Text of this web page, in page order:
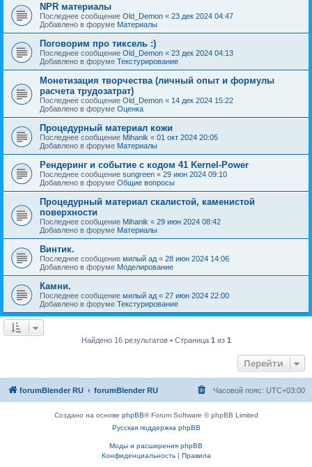
NPR материалы
Последнее сообщение Old_Demon « 23 дек 2024 04:47
Добавлено в форуме Материалы
Поговорим про тиксель :)
Последнее сообщение Old_Demon « 23 дек 2024 04:13
Добавлено в форуме Текстурирование
Монетизация творчества (личный опыт и формулы
расчета трудозатрат)
Последнее сообщение Old_Demon « 14 дек 2024 15:22
Добавлено в форуме Оценка
Процедурный материал кожи
Последнее сообщение Mihanik « 01 окт 2024 20:05
Добавлено в форуме Материалы
Рендеринг и событие с кодом 41 Kernel-Power
Последнее сообщение sungreen « 29 июн 2024 09:10
Добавлено в форуме Общие вопросы
Процедурный материал скалистой, каменистой
поверхности
Последнее сообщение Mihanik « 29 июн 2024 08:42
Добавлено в форуме Материалы
Винтик.
Последнее сообщение милый ад « 28 июн 2024 14:06
Добавлено в форуме Моделирование
Камни.
Последнее сообщение милый ад « 27 июн 2024 22:00
Добавлено в форуме Текстурирование
Найдено 16 результатов • Страница 1 из 1
Перейти
forumBlender RU forumBlender RU Часовой пояс: UTC+03:00
Создано на основе phpBB® Forum Software © phpBB Limited
Русская поддержка phpBB
Моды и расширения phpBB
Конфиденциальность| Правила